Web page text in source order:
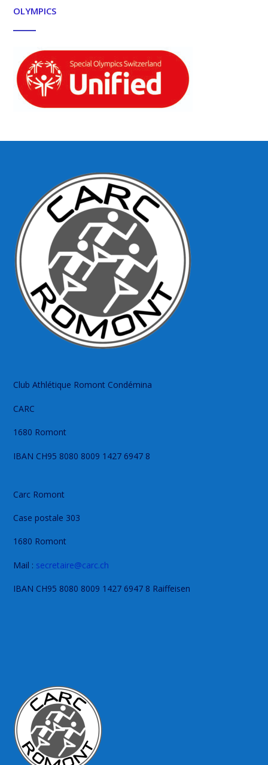
OLYMPICS
Club Athlétique Romont Condémina
CARC
1680 Romont
IBAN CH95 8080 8009 1427 6947 8
Carc Romont
Case postale 303
1680 Romont
Mail : secretaire@carc.ch
IBAN CH95 8080 8009 1427 6947 8 Raiffeisen